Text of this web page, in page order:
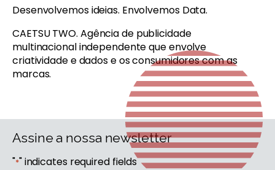
Desenvolvemos ideias. Envolvemos Data.
CAETSU TWO. Agência de publicidade
multinacional independente que envolve
criatividade e dados e os consumidores com as
marcas.
Assine a nossa newsletter
"*" indicates required fields